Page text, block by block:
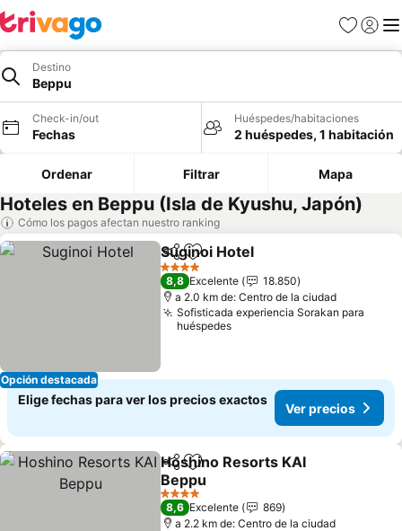
Favoritos
Iniciar
Destino
Beppu
Check-in/out
Fechas
Huéspedes/habitaciones
2 huéspedes, 1 habitación
Ordenar Filtrar Mapa
Hoteles en Beppu (Isla de Kyushu, Japón)
Cómo los pagos afectan nuestro ranking
Opción destacada
CompartirAgregar a favoritos
Suginoi Hotel
4 Estrellas
8,8 Excelente
18.850
a 2.0 km de: Centro de la ciudad
Sofisticada experiencia Sorakan para
huéspedes
Elige fechas para ver los precios exactos
Ver precios
CompartirAgregar a favoritos
Hoshino Resorts KAI
Beppu
4 Estrellas
8,6 Excelente
869
a 2.2 km de: Centro de la ciudad